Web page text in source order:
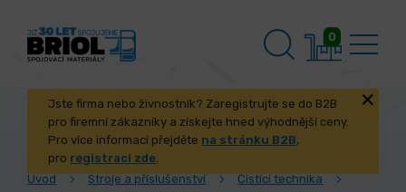
0
Jste firma nebo živnostník? Zaregistrujte se do B2B
pro firemní zákazníky a získejte hned výhodnější ceny.
Pro více informací přejděte na stránku B2B,
pro registraci zde.
Úvod
Stroje a příslušenství
Čistící technika